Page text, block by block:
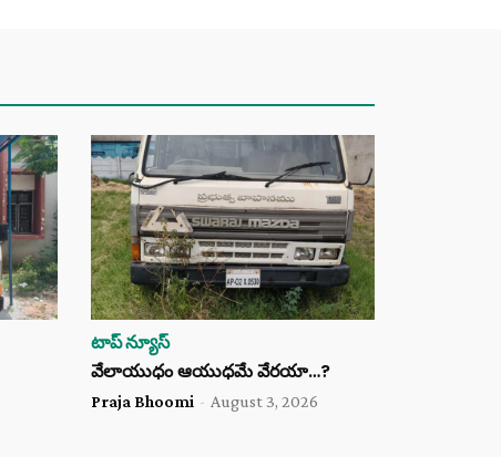
టాప్ న్యూస్
వేలాయుధం ఆయుధమే వేరయా…?
Praja Bhoomi - August 3, 2026